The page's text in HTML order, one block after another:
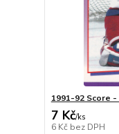
1991-92 Score
7 Kč/ks
6 Kč bez DPH